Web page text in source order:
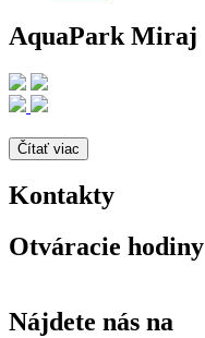
AquaPark Miraj
Čítať viac
Kontakty
Otváracie hodiny
Nájdete nás na